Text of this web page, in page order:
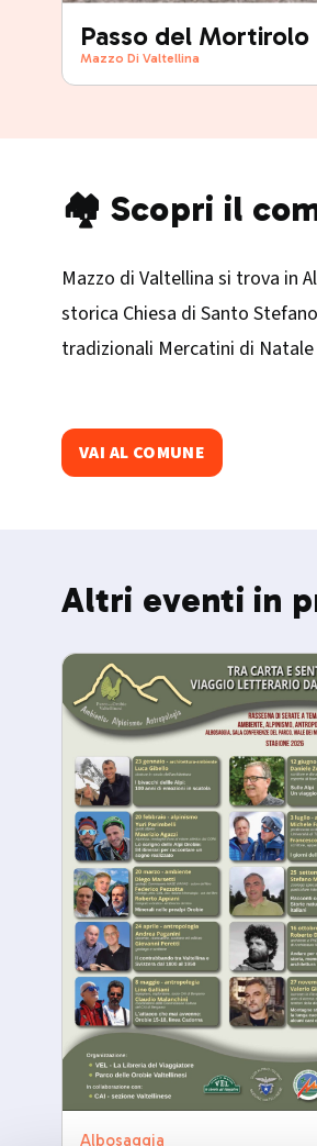
Passo del Mortirolo
Mazzo Di Valtellina
🏘️ Scopri il
Mazzo di Valtellina si trova in
storica Chiesa di Santo
tradizionali Mercatini di Natale
VAI AL COMUNE
Altri eventi in
Albosaggia